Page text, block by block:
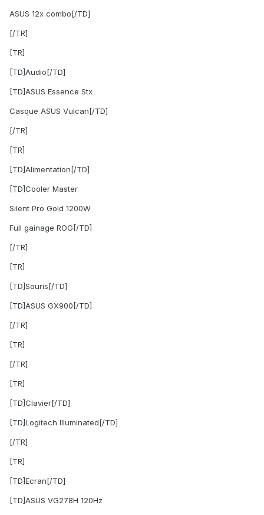
ASUS 12x combo[/TD]
[/TR]
[TR]
[TD]Audio[/TD]
[TD]ASUS Essence Stx
Casque ASUS Vulcan[/TD]
[/TR]
[TR]
[TD]Alimentation[/TD]
[TD]Cooler Master
Silent Pro Gold 1200W
Full gainage ROG[/TD]
[/TR]
[TR]
[TD]Souris[/TD]
[TD]ASUS GX900[/TD]
[/TR]
[TR]
[/TR]
[TR]
[TD]Clavier[/TD]
[TD]Logitech Illuminated[/TD]
[/TR]
[TR]
[TD]Ecran[/TD]
[TD]ASUS VG278H 120Hz